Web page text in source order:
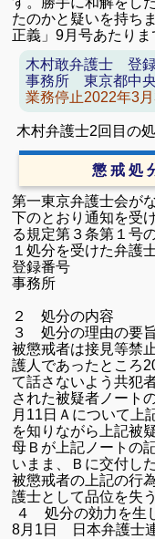
たのかと疑いを持ち
正義」9月号あたりま
木村敢弁護士 登
事務所 東京都中
業務停止2022年3
木村弁護士2回目の
懲 戒 処
第一東京弁護士会が
下のとおり通知を受
る規定第３条第１号
１処分を受けた弁護
登録番号
事務所 東京
木村
２ 処分の内
３ 処分の理由の要旨
被懲戒者は接見等禁
護人であったところ
て話さないよう共犯
された被疑者ノート
月 11 日Ａについて上
を知りながら上記被
母Ｂが上記ノートの
いまま、Ｂに交付した
被懲戒者の上記の行
護士として品位を失
４ 処分の効力を生
8月 1 日 日本弁護士